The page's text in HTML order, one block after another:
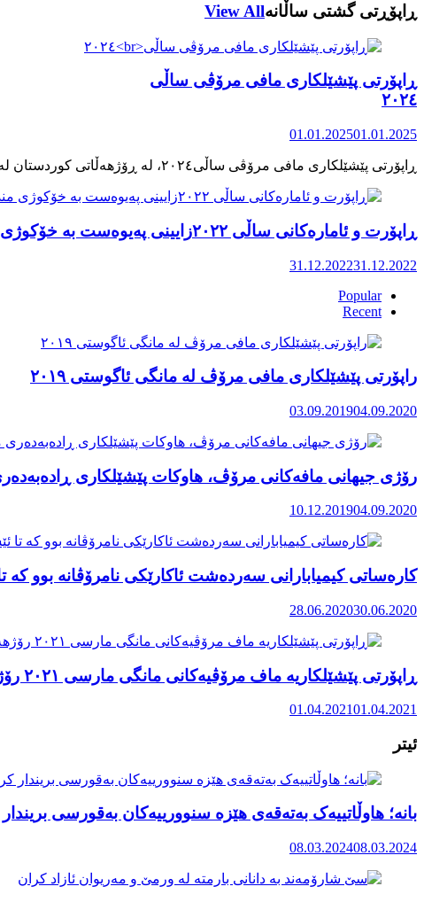
ڕاپۆڕتی گشتی ساڵانهView All
ڕاپۆرتی پێشێلکاری مافی مرۆڤی ساڵی
٢٠٢٤
01.01.202501.01.2025
ڕاپۆرت و ئامارەکانی ساڵی ٢٠٢٢زایینی پەیوەست بە خۆکوژی منداڵان لە کوردستان
31.12.202231.12.2022
Popular
Recent
راپۆرتی پێشێلكاری مافی مرۆڤ له‌ مانگی ئاگوستی ٢٠١٩
03.09.201904.09.2020
رۆژی جیهانی مافەکانی مرۆڤ، هاوکات پێشێلکاری
10.12.201904.09.2020
کارەساتی کیمیابارانی سەردەشت ئاکارێکی نامرۆڤانە بوو کە
28.06.202030.06.2020
ڕاپۆرتی پێشێلکاریە ماف مرۆڤیەکانی مانگی مارسی ٢٠٢١ رۆژهەڵاتی کوردستان
01.04.202101.04.2021
ئیتر
بانە؛ هاوڵاتییەک بەتەقەی هێزە سنوورییەکان بەقورسی بریندار
08.03.202408.03.2024